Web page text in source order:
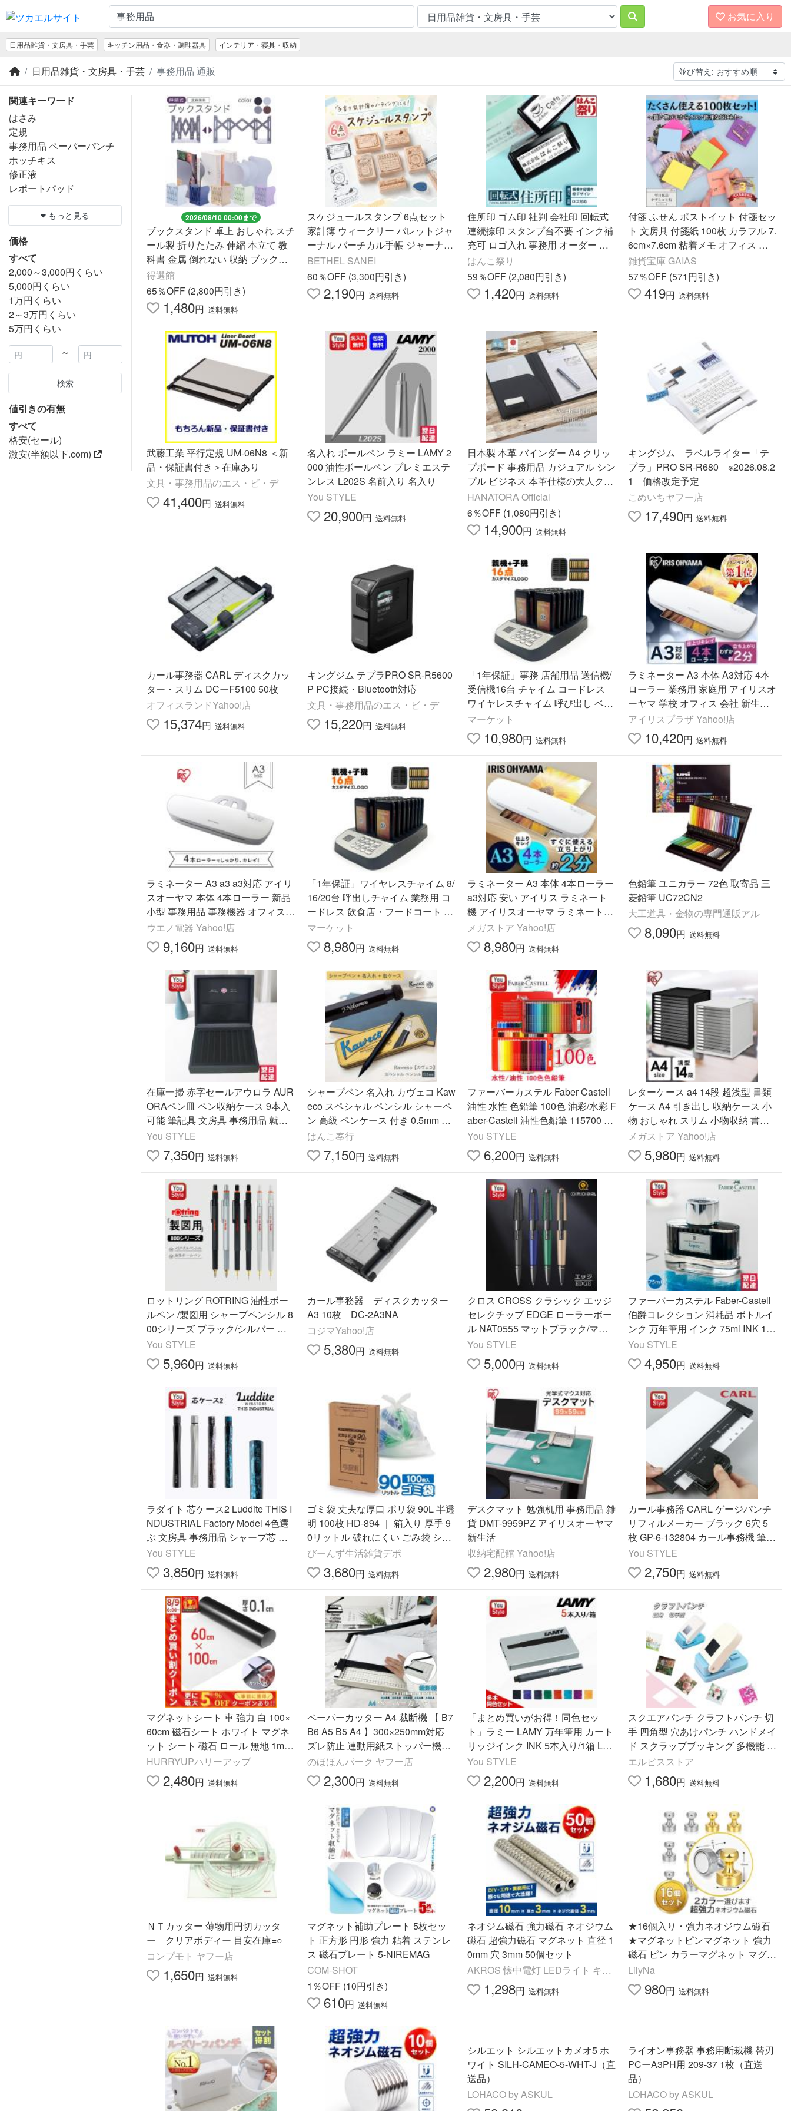
お気に入り
日用品雑貨・文房具・手芸 キッチン用品・食器・調理器具 インテリア・寝具・収納
日用品雑貨・文房具・手芸 事務用品 通販
関連キーワード
はさみ
定規
事務用品 ペーパーパンチ
ホッチキス
修正液
レポートパッド
もっと見る
価格
すべて
2,000～3,000円くらい
5,000円くらい
1万円くらい
2～3万円くらい
5万円くらい
～
検索
値引きの有無
すべて
格安(セール)
激安(半額以下.com)
2026/08/10 00:00まで
ブックスタンド 卓上 おしゃれ スチ
ール製 折りたたみ 伸縮 本立て 教
科書 金属 倒れない 収納 ブックエ
ンド デスク 机上 収納用品 事務 仕
切り 2段仕切り 爆買
得選館
65％OFF (2,800円引き)
1,480円 送料無料
スケジュールスタンプ 6点セット
家計簿 ウィークリー バレットジャ
ーナル バーチカル手帳 ジャーナリ
ング 手帳デコ 手帳用スタンプ 文房
具・事務用品
BETHEL SANEI
60％OFF (3,300円引き)
2,190円 送料無料
住所印 ゴム印 社判 会社印 回転式
連続捺印 スタンプ台不要 インク補
充可 ロゴ入れ 事務用 オーダー 住
所スタンプ はんこ 印鑑 58×22mm
はんこ祭り
59％OFF (2,080円引き)
1,420円 送料無料
付箋 ふせん ポストイット 付箋セッ
ト 文房具 付箋紙 100枚 カラフル 7.
6cm×7.6cm 粘着メモ オフィス 事
務用品 勉強 メモ
雑貨宝庫 GAIAS
57％OFF (571円引き)
419円 送料無料
武藤工業 平行定規 UM-06N8 ＜新
品・保証書付き＞在庫あり
文具・事務用品のエス・ビ・デ
41,400円 送料無料
名入れ ボールペン ラミー LAMY 2
000 油性ボールペン プレミエステ
ンレス L202S 名前入り 名入り
You STYLE
20,900円 送料無料
日本製 本革 バインダー A4 クリッ
プボード 事務用品 カジュアル シン
プル ビジネス 本革仕様の大人クリ
ップボード jpny HANATORA
HANATORA Official
6％OFF (1,080円引き)
14,900円 送料無料
キングジム ラベルライター「テ
プラ」PRO SR-R680 ※2026.08.2
1 価格改定予定
こめいちヤフー店
17,490円 送料無料
カール事務器 CARL ディスクカッ
ター・スリム DCーF5100 50枚
オフィスランドYahoo!店
15,374円 送料無料
キングジム テプラPRO SR-R5600
P PC接続・Bluetooth対応
文具・事務用品のエス・ビ・デ
15,220円 送料無料
「1年保証」事務 店舗用品 送信機/
受信機16台 チャイム コードレス
ワイヤレスチャイム 呼び出し ベル
ブザー フードコート 飲食店 レスト
ラン カフェ ポケベル
マーケット
10,980円 送料無料
ラミネーター A3 本体 A3対応 4本
ローラー 業務用 家庭用 アイリスオ
ーヤマ 学校 オフィス 会社 新生活
LFA34AR 安心延長保証対象
アイリスプラザ Yahoo!店
10,420円 送料無料
ラミネーター A3 a3 a3対応 アイリ
スオーヤマ 本体 4本ローラー 新品
小型 事務用品 事務機器 オフィス用
品LFA34AR
ウエノ電器 Yahoo!店
9,160円 送料無料
「1年保証」ワイヤレスチャイム 8/
16/20台 呼出しチャイム 業務用 コ
ードレス 飲食店・フードコート 呼
び出しベル 工事不要
マーケット
8,980円 送料無料
ラミネーター A3 本体 4本ローラー
a3対応 安い アイリス ラミネート
機 アイリスオーヤマ ラミネートフ
ィルム 事務用品 事務機器 オフィス
用品 LFA34AR [op]
メガストア Yahoo!店
8,980円 送料無料
色鉛筆 ユニカラー 72色 取寄品 三
菱鉛筆 UC72CN2
大工道具・金物の専門通販アル
8,090円 送料無料
在庫一掃 赤字セールアウロラ AUR
ORAペン皿 ペン収納ケース 9本入
可能 筆記具 文房具 事務用品 就職
入学 お祝い
You STYLE
7,350円 送料無料
シャープペン 名入れ カヴェコ Kaw
eco スペシャル ペンシル シャーペ
ン 高級 ペンケース 付き 0.5mm ギ
フト
はんこ奉行
7,150円 送料無料
ファーバーカステル Faber Castell
油性 水性 色鉛筆 100色 油彩/水彩 F
aber-Castell 油性色鉛筆 115700 10
0色 赤缶/水性色鉛筆 514001 100色
赤缶 画材セット
You STYLE
6,200円 送料無料
レターケース a4 14段 超浅型 書類
ケース A4 引き出し 収納ケース 小
物 おしゃれ スリム 小物収納 書類
収納 ケース 書類整理 オフィス収納
LCE-14S
メガストア Yahoo!店
5,980円 送料無料
ロットリング ROTRING 油性ボー
ルペン /製図用 シャープペンシル 8
00シリーズ ブラック/シルバー 全6
種類 筆記具 文房具 事務用品
You STYLE
5,960円 送料無料
カール事務器 ディスクカッター
A3 10枚 DC-2A3NA
コジマYahoo!店
5,380円 送料無料
クロス CROSS クラシック エッジ
セレクチップ EDGE ローラーボー
ル NAT0555 マットブラック/マッ
トブルー/マットグリーン/マットへ
ーゼル
You STYLE
5,000円 送料無料
ファーバーカステル Faber-Castell
伯爵コレクション 消耗品 ボトルイ
ンク 万年筆用 インク 75ml INK 14
10 全18色 筆記具 文房具 事務用品
卒業 記念品 就職
You STYLE
4,950円 送料無料
ラダイト 芯ケース2 Luddite THIS I
NDUSTRIAL Factory Model 4色選
ぶ 文房具 事務用品 シャープ芯 プ
レゼント 贈り物 筆記具 アルミ製
You STYLE
3,850円 送料無料
ゴミ袋 丈夫な厚口 ポリ袋 90L 半透
明 100枚 HD-894 ｜ 箱入り 厚手 9
0リットル 破れにくい ごみ袋 シャ
カシャカ 剪定 枝木
びーんず生活雑貨デポ
3,680円 送料無料
デスクマット 勉強机用 事務用品 雑
貨 DMT-9959PZ アイリスオーヤマ
新生活
収納宅配館 Yahoo!店
2,980円 送料無料
カール事務器 CARL ゲージパンチ
リフィルメーカー ブラック 6穴 5
枚 GP-6-132804 カール事務機 筆記
具 文房具 事務用品 卒業 穴あけ
You STYLE
2,750円 送料無料
マグネットシート 車 強力 白 100×
60cm 磁石シート ホワイト マグネ
ット シート 磁石 ロール 無地 1m
自動車 ロゴ隠し 店舗 オフィス 予
定表 飲食店
HURRYUPハリーアップ
2,480円 送料無料
ペーパーカッター A4 裁断機 【 B7
B6 A5 B5 A4 】300×250mm対応
ズレ防止 連動用紙ストッパー機能
LB-154 区分60S
のほほんパーク ヤフー店
2,300円 送料無料
「まとめ買いがお得！同色セッ
ト」ラミー LAMY 万年筆用 カート
リッジインク INK 5本入り/1箱 LT1
0 8色選択 オフィス 文房具 事務用
品
You STYLE
2,200円 送料無料
スクエアパンチ クラフトパンチ 切
手 四角型 穴あけパンチ ハンドメイ
ド スクラップブッキング 多機能 幼
稚園 DIY 手帳 事務用品 手芸 紙工
芸 25mm 25×21mm
エルピスストア
1,680円 送料無料
ＮＴカッター 薄物用円切カッタ
ー クリアボディー 目安在庫=○
コンプモト ヤフー店
1,650円 送料無料
マグネット補助プレート 5枚セッ
ト 正方形 円形 強力 粘着 ステンレ
ス 磁石プレート 5-NIREMAG
COM-SHOT
1％OFF (10円引き)
610円 送料無料
ネオジム磁石 強力磁石 ネオジウム
磁石 超強力磁石 マグネット 直径 1
0mm 穴 3mm 50個セット
AKROS 懐中電灯 LEDライト キー
ケ
1,298円 送料無料
★16個入り・強力ネオジウム磁石
★マグネットピンマグネット 強力
磁石 ピン カラーマグネット マグネ
ットピン ネオジム磁石 オフィス用
品 事務用品 業務用
LilyNa
980円 送料無料
シルエット シルエットカメオ5 ホ
ワイト SILH-CAMEO-5-WHT-J（直
送品）
LOHACO by ASKUL
ライオン事務器 事務用断裁機 替刃
PCーA3PH用 209-37 1枚（直送
品）
LOHACO by ASKUL